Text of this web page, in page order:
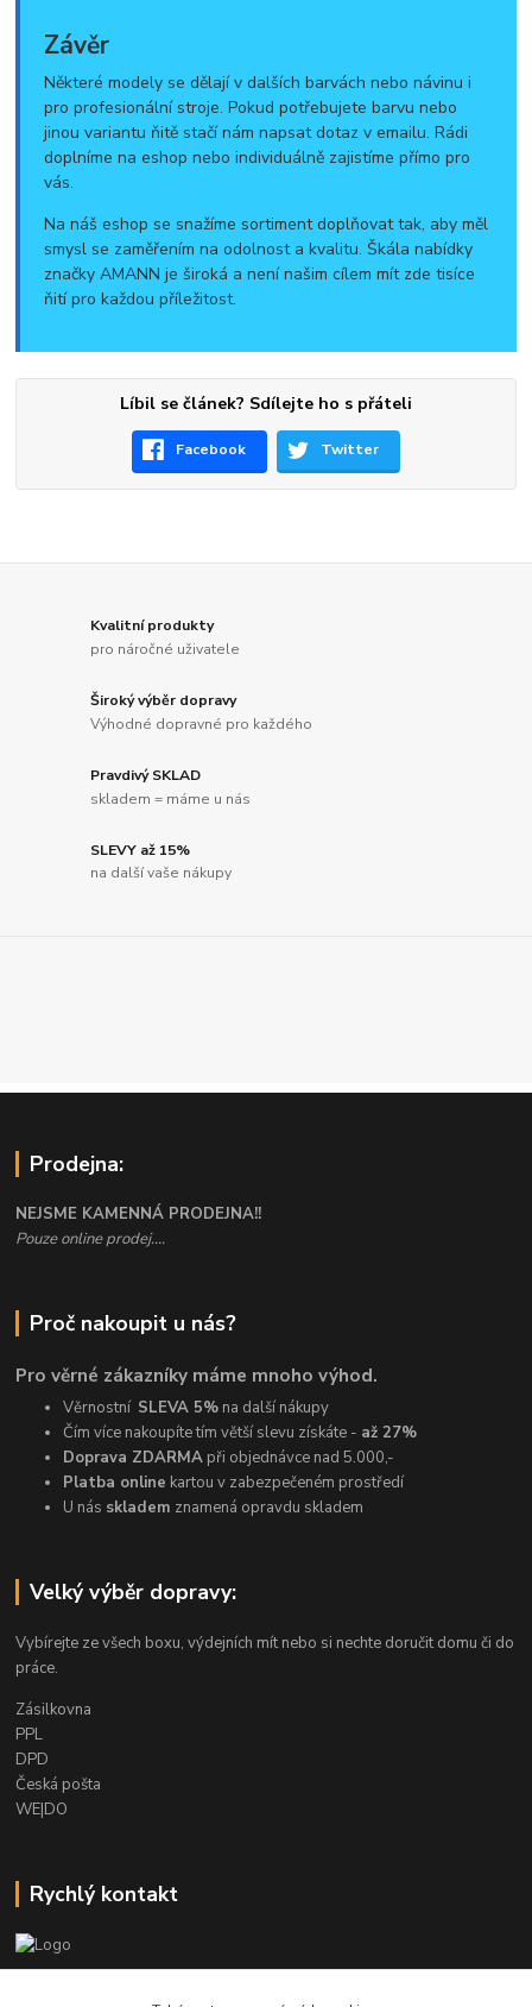
Závěr
Některé modely se dělají v dalších barvách nebo návinu i
pro profesionální stroje. Pokud potřebujete barvu nebo
jinou variantu ňitě stačí nám napsat dotaz v emailu. Rádi
doplníme na eshop nebo individuálně zajistíme přímo pro
vás.
Na náš eshop se snažíme sortiment doplňovat tak, aby měl
smysl se zaměřením na odolnost a kvalitu. Škála nabídky
značky AMANN je široká a není našim cílem mít zde tisíce
ňití pro každou příležitost.
Líbil se článek? Sdílejte ho s přáteli
Facebook Twitter
Kvalitní produkty
pro náročné uživatele
Široký výběr dopravy
Výhodné dopravné pro každého
Pravdivý SKLAD
skladem = máme u nás
SLEVY až 15%
na další vaše nákupy
Prodejna:
NEJSME KAMENNÁ PRODEJNA!!
Pouze online prodej....
Proč nakoupit u nás?
Pro věrné zákazníky máme mnoho výhod.
Věrnostní SLEVA 5% na další nákupy
Čím více nakoupíte tím větší slevu získáte - až 27%
Doprava ZDARMA při objednávce nad 5.000,-
Platba online kartou v zabezpečeném prostředí
U nás skladem znamená opravdu skladem
Velký výběr dopravy:
Vybírejte ze všech boxu, výdejních mít nebo si nechte doručit domu či do
práce.
Zásilkovna
PPL
DPD
Česká pošta
WE|DO
Rychlý kontakt